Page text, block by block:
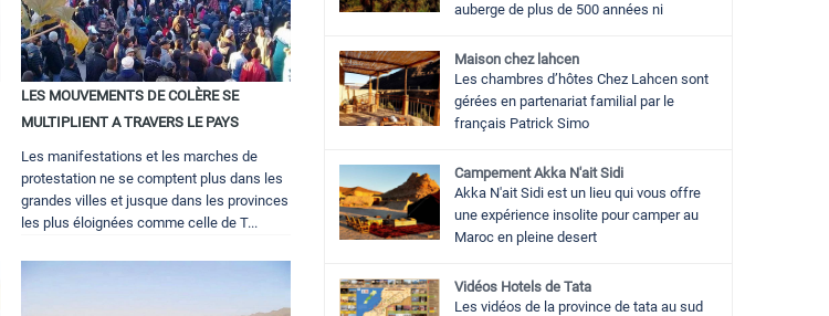
LES MOUVEMENTS DE COLÈRE SE
MULTIPLIENT A TRAVERS LE PAYS
Les manifestations et les marches de
protestation ne se comptent plus dans les
grandes villes et jusque dans les provinces
les plus éloignées comme celle de T...
auberge de plus de 500 années ni
Maison chez lahcen
Les chambres d’hôtes Chez Lahcen sont
gérées en partenariat familial par le
français Patrick Simo
Campement Akka N'ait Sidi
Akka N'ait Sidi est un lieu qui vous offre
une expérience insolite pour camper au
Maroc en pleine desert
Vidéos Hotels de Tata
Les vidéos de la province de tata au sud